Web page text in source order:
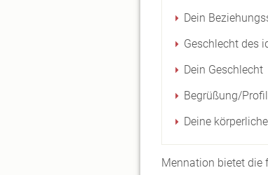
Dein
Geschlecht des
Dein Geschlecht
Begrüßung/
Deine
Mennation bietet die